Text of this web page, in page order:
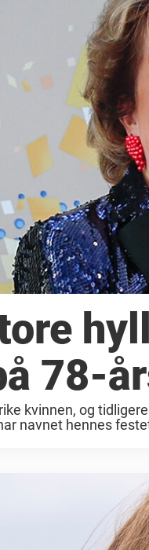
78-
kvinnen, og
navnet hennes